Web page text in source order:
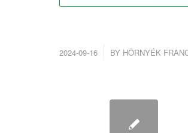
2024-09-16
/ BY HÖRNYÉK